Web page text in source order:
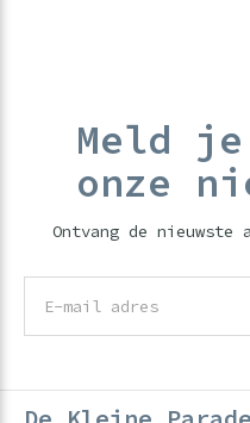
Meld
onze
Ontvang de nieuwste